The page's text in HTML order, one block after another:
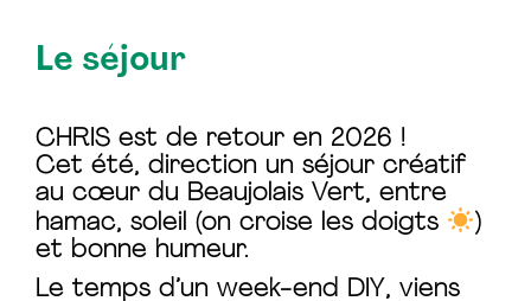
Le séjour
CHRIS est de retour en 2026 !
Cet été, direction un séjour créatif
au cœur du Beaujolais Vert, entre
hamac, soleil (on croise les doigts
)
et bonne humeur.
Le temps d’un week-end DIY, viens